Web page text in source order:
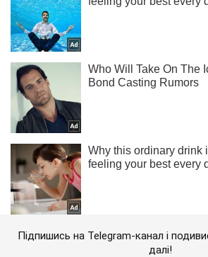
Підпишись на Telegram-канал і
далі!